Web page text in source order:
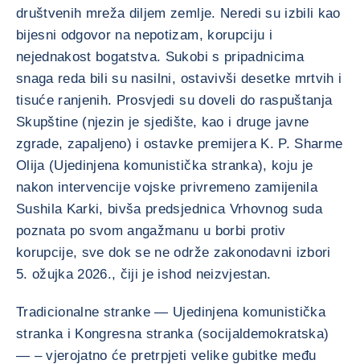
društvenih mreža diljem zemlje. Neredi su izbili kao
bijesni odgovor na nepotizam, korupciju i
nejednakost bogatstva. Sukobi s pripadnicima
snaga reda bili su nasilni, ostavivši desetke mrtvih i
tisuće ranjenih. Prosvjedi su doveli do raspuštanja
Skupštine (njezin je sjedište, kao i druge javne
zgrade, zapaljeno) i ostavke premijera K. P. Sharme
Olija (Ujedinjena komunistička stranka), koju je
nakon intervencije vojske privremeno zamijenila
Sushila Karki, bivša predsjednica Vrhovnog suda
poznata po svom angažmanu u borbi protiv
korupcije, sve dok se ne održe zakonodavni izbori
5. ožujka 2026., čiji je ishod neizvjestan.
Tradicionalne stranke — Ujedinjena komunistička
stranka i Kongresna stranka (socijaldemokratska)
— – vjerojatno će pretrpjeti velike gubitke među